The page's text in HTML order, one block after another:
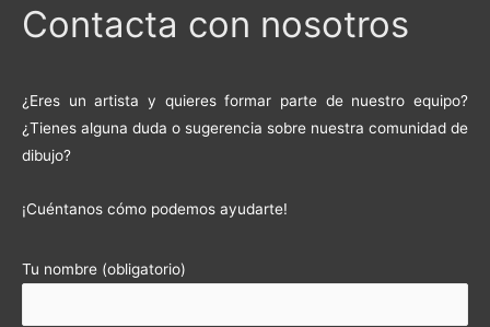
Contacta con nosotros
¿Eres un artista y quieres formar parte de nuestro equipo?
¿Tienes alguna duda o sugerencia sobre nuestra comunidad de
dibujo?
¡Cuéntanos cómo podemos ayudarte!
Tu nombre (obligatorio)